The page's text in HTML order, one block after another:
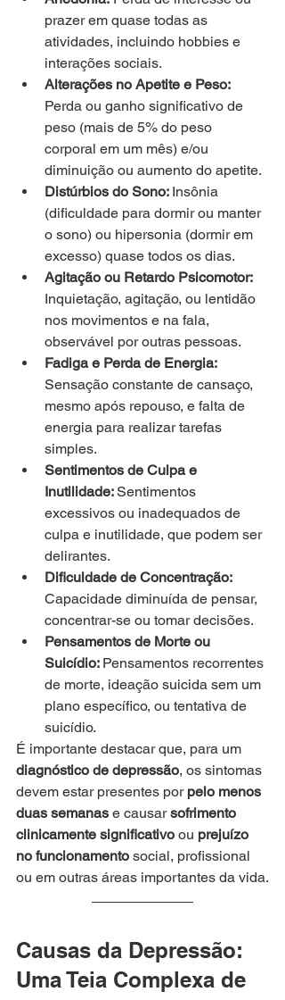
prazer em quase todas as
atividades, incluindo hobbies e
interações sociais.
Alterações no Apetite e Peso:
Perda ou ganho significativo de
peso (mais de 5% do peso
corporal em um mês) e/ou
diminuição ou aumento do apetite.
Distúrbios do Sono: Insônia
(dificuldade para dormir ou manter
o sono) ou hipersonia (dormir em
excesso) quase todos os dias.
Agitação ou Retardo Psicomotor:
Inquietação, agitação, ou lentidão
nos movimentos e na fala,
observável por outras pessoas.
Fadiga e Perda de Energia:
Sensação constante de cansaço,
mesmo após repouso, e falta de
energia para realizar tarefas
simples.
Sentimentos de Culpa e
Inutilidade: Sentimentos
excessivos ou inadequados de
culpa e inutilidade, que podem ser
delirantes.
Dificuldade de Concentração:
Capacidade diminuída de pensar,
concentrar-se ou tomar decisões.
Pensamentos de Morte ou
Suicídio: Pensamentos recorrentes
de morte, ideação suicida sem um
plano específico, ou tentativa de
suicídio.
É importante destacar que, para um
diagnóstico de depressão, os sintomas
devem estar presentes por pelo menos
duas semanas e causar sofrimento
clinicamente significativo ou prejuízo
no funcionamento social, profissional
ou em outras áreas importantes da vida.
Causas da Depressão:
Uma Teia Complexa de